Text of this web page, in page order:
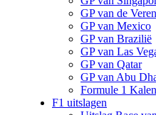
GP van de
GP van Mexico
GP van Brazilië
GP van Las
GP van Qatar
GP van Abu
Formule 1
F1 uitslagen